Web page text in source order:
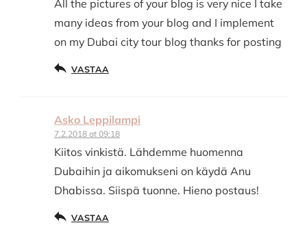
All the pictures of your blog is very nice I take
many ideas from your blog and I implement
on my Dubai city tour blog thanks for posting
VASTAA
Asko Leppilampi
7.2.2018 at 09:18
Kiitos vinkistä. Lähdemme huomenna
Dubaihin ja aikomukseni on käydä Anu
Dhabissa. Siispä tuonne. Hieno postaus!
VASTAA